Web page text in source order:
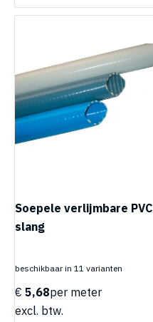
Soepele verlijmbare PVC
slang
beschikbaar in 11 varianten
€ 5,68per meter
excl. btw.